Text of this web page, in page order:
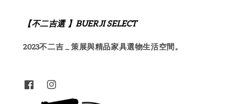
【不二吉選 】BUERJI SELECT
2023不二吉 _ 策展與精品家具選物生活空間。